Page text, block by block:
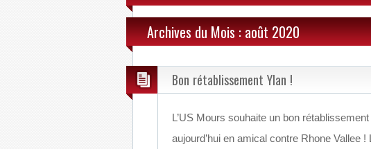
Archives du Mois : août 2020
Bon rétablissement Ylan !
L’US Mours souhaite un bon
aujourd’hui en amical contre Rhone Vallee